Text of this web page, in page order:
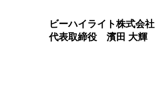
ビーハイライト株式会社
代表取締役 濱田 大輝